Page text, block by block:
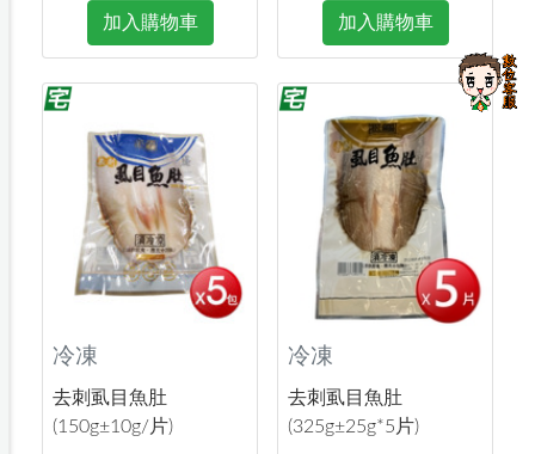
加入購物車 加入購物車
冷凍
去刺虱目魚肚
(150g±10g/片)
冷凍
去刺虱目魚肚
(325g±25g*5片)